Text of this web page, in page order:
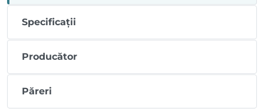
Specificații
Producător
Păreri